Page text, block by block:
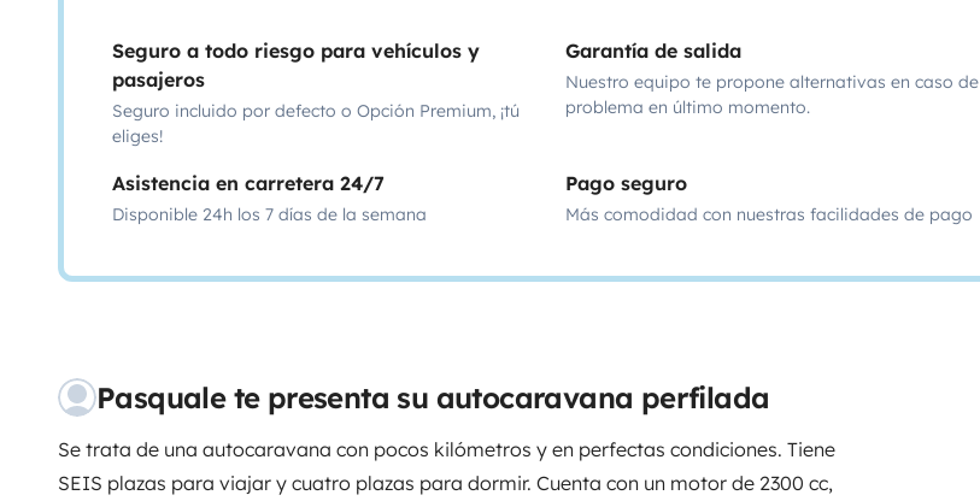
Seguro a todo riesgo para vehículos y
pasajeros
Seguro incluido por defecto o Opción Premium, ¡tú
eliges!
Garantía de salida
Nuestro equipo te propone alternativas en caso de
problema en último momento.
Asistencia en carretera 24/7
Disponible 24h los 7 días de la semana
Pago seguro
Más comodidad con nuestras facilidades de pago
Pasquale te presenta su autocaravana perfilada
Se trata de una autocaravana con pocos kilómetros y en perfectas condiciones. Tiene
SEIS plazas para viajar y cuatro plazas para dormir. Cuenta con un motor de 2300 cc,